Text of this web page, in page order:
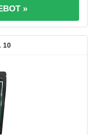
»
10